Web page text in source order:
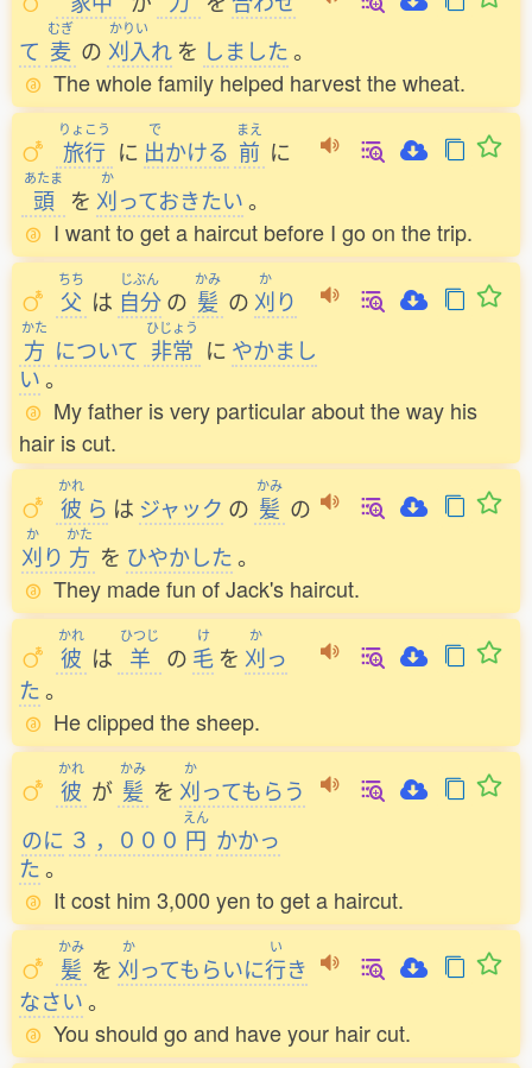
て
むぎ
麦 の
かりい
刈入れ を しました。
The whole family helped harvest the wheat.
りょこう
旅行 に
で
出かける
まえ
前 に
あたま
頭 を
か
刈っておきたい。
I want to get a haircut before I go on the trip.
ちち
父 は
じぶん
自分 の
かみ
髪 の
か
刈り
かた
方 について
ひじょう
非常 に やかまし
い。
My father is very particular about the way his
hair is cut.
かれ
彼 ら は ジャック の
かみ
髪 の
か
刈り
かた
方 を ひやかした。
They made fun of Jack's haircut.
かれ
彼 は
ひつじ
羊 の
け
毛 を
か
刈っ
た。
He clipped the sheep.
かれ
彼 が
かみ
髪 を
か
刈ってもらう
のに ３ ，０００
えん
円 かかっ
た。
It cost him 3,000 yen to get a haircut.
かみ
髪 を
か
刈ってもらいに
い
行き
なさい。
You should go and have your hair cut.